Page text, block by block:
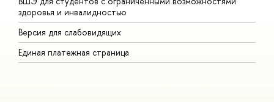
здоровья и инвалидностью
Версия для слабовидящих
Единая платежная страница